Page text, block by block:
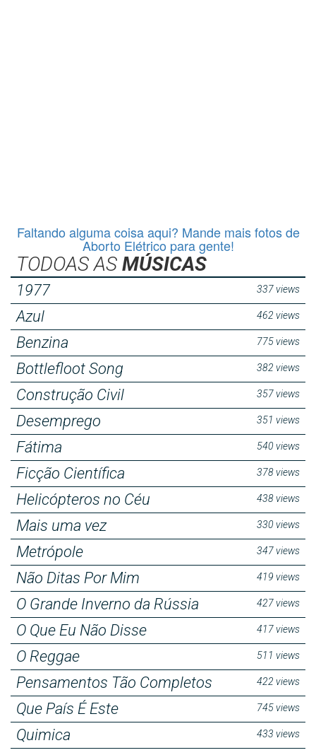
Faltando alguma coisa aqui? Mande mais fotos de
Aborto Elétrico para gente!
TODOAS AS MÚSICAS
1977 337 views
Azul 462 views
Benzina 775 views
Bottlefloot Song 382 views
Construção Civil 357 views
Desemprego 351 views
Fátima 540 views
Ficção Científica 378 views
Helicópteros no Céu 438 views
Mais uma vez 330 views
Metrópole 347 views
Não Ditas Por Mim 419 views
O Grande Inverno da Rússia 427 views
O Que Eu Não Disse 417 views
O Reggae 511 views
Pensamentos Tão Completos 422 views
Que País É Este 745 views
Quimica 433 views